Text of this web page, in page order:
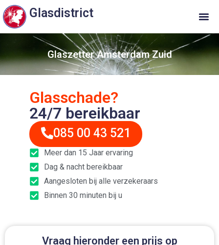
Glasdistrict
Glaszetter Amsterdam Zuid
Vraag hieronder een prijs op
Glasschade?
24/7 bereikbaar
085 00 43 521
Meer dan 15 Jaar ervaring
Dag & nacht bereikbaar
Aangesloten bij alle verzekeraars
Binnen 30 minuten bij u